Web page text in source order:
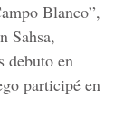
Blanco”,
Sahsa,
debuto en
participé en